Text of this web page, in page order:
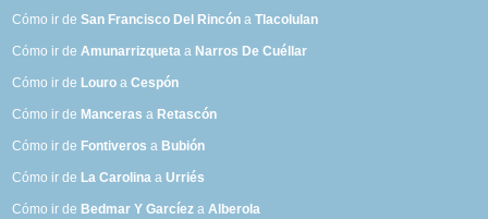
Cómo ir deSan Francisco Del Rincón aTlacolulan
Cómo ir deAmunarrizqueta a Narros De Cuéllar
Cómo ir de Louro aCespón
Cómo ir de Manceras a Retascón
Cómo ir de Fontiveros a Bubión
Cómo ir de La Carolina aUrriés
Cómo ir de Bedmar Y Garcíez aAlberola